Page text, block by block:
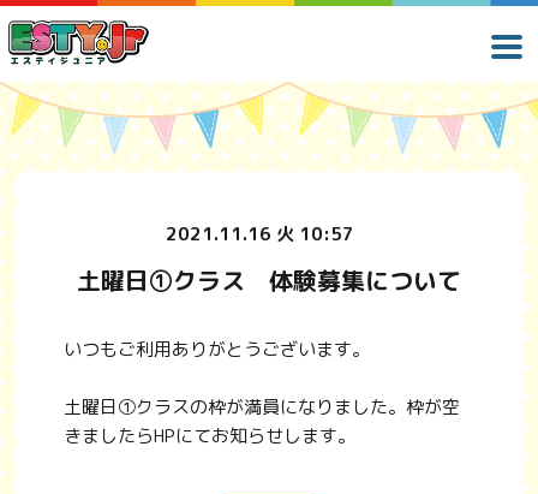
2021.11.16 火 10:57
土曜日①クラス 体験募集について
いつもご利用ありがとうございます。
土曜日①クラスの枠が満員になりました。枠が空
きましたらHPにてお知らせします。